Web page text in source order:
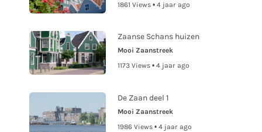
1861 Views • 4 jaar ago
Zaanse Schans huizen
Mooi Zaanstreek
1173 Views • 4 jaar ago
De Zaan deel 1
Mooi Zaanstreek
1986 Views • 4 jaar ago